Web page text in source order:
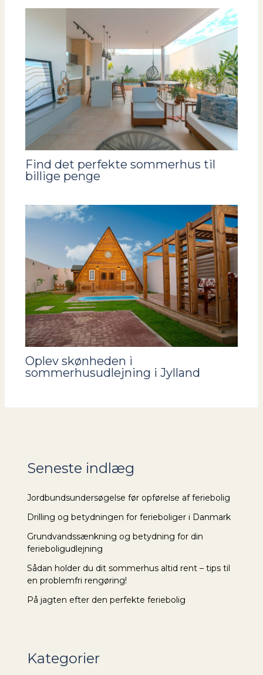
Find det perfekte sommerhus til
billige penge
Oplev skønheden i
sommerhusudlejning i Jylland
Seneste indlæg
Jordbundsundersøgelse før opførelse af feriebolig
Drilling og betydningen for ferieboliger i Danmark
Grundvandssænkning og betydning for din
ferieboligudlejning
Sådan holder du dit sommerhus altid rent – tips til
en problemfri rengøring!
På jagten efter den perfekte feriebolig
Kategorier